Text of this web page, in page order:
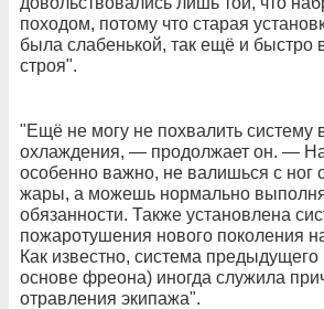
походом, потому что старая
была слабенькой, так ещё и быстро
строя".
"Ещё не могу не похвалить систему
охлаждения, — продолжает он. —
особенно важно, не валишься с ног
жары, а можешь нормально
обязанности. Также установлена
пожаротушения нового поколения
Как известно, система предыдущего
основе фреона) иногда служила
отравления экипажа".